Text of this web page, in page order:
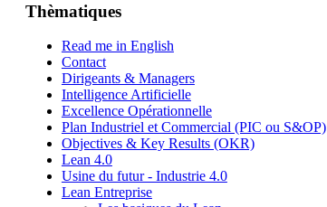
Thèmatiques
Read me in English
Contact
Dirigeants & Managers
Intelligence Artificielle
Excellence Opérationnelle
Plan Industriel et Commercial (PIC ou S&OP)
Objectives & Key Results (OKR)
Lean 4.0
Usine du futur - Industrie 4.0
Lean Entreprise